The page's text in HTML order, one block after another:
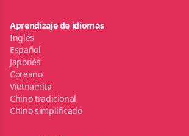
Aprendizaje de idiomas
Inglés
Español
Japonés
Coreano
Vietnamita
Chino tradicional
Chino simplificado